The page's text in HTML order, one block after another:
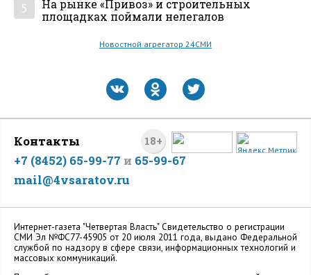
5
На рынке «Привоз» и строительных
площадках поймали нелегалов
Новостной агрегатор 24СМИ
18+
Контакты
+7 (8452) 65-99-77 и 65-99-67
mail@4vsaratov.ru
Интернет-газета "Четвертая Власть" Cвидетельство о регистрации
СМИ Эл №ФС77-45905 от 20 июля 2011 года, выдано Федеральной
службой по надзору в сфере связи, информационных технологий и
массовых коммуникаций.